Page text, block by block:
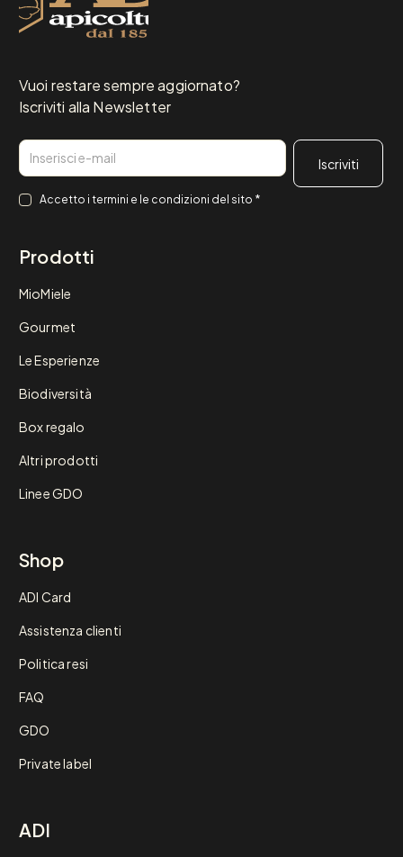
Vuoi restare sempre aggiornato?
Iscriviti alla Newsletter
Email
Consenso
Accetto i termini e le condizioni del sito *
Prodotti
MioMiele
Gourmet
Le Esperienze
Biodiversità
Box regalo
Altri prodotti
Linee GDO
Shop
ADI Card
Assistenza clienti
Politica resi
FAQ
GDO
Private label
ADI